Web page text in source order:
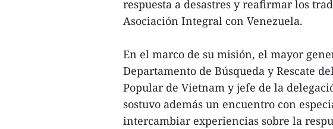
respuesta a desastres y reafirmar los
Asociación Integral con Venezuela.
En el marco de su misión, el mayor
Departamento de Búsqueda y Rescate
Popular de Vietnam y jefe de la
sostuvo además un encuentro con
intercambiar experiencias sobre la